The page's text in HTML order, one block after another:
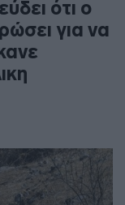
ότι ο
για να